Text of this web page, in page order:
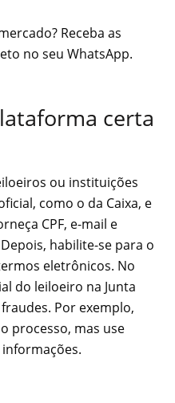
Receba as
no seu WhatsApp.
certa
ou instituições
como o da Caixa, e
CPF, e-mail e
habilite-se para o
eletrônicos. No
do leiloeiro na Junta
Por exemplo,
processo, mas use